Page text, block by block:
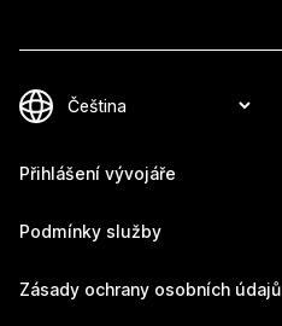
Přihlášení vývojáře
Podmínky služby
Zásady ochrany osobních údajů